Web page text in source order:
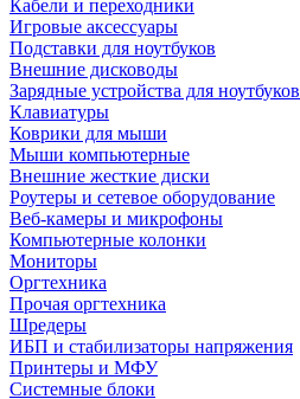
Кабели и переходники
Игровые аксессуары
Подставки для ноутбуков
Внешние дисководы
Зарядные устройства для ноутбуков
Клавиатуры
Коврики для мыши
Мыши компьютерные
Внешние жесткие диски
Роутеры и сетевое оборудование
Веб-камеры и микрофоны
Компьютерные колонки
Мониторы
Оргтехника
Прочая оргтехника
Шредеры
ИБП и стабилизаторы напряжения
Принтеры и МФУ
Системные блоки